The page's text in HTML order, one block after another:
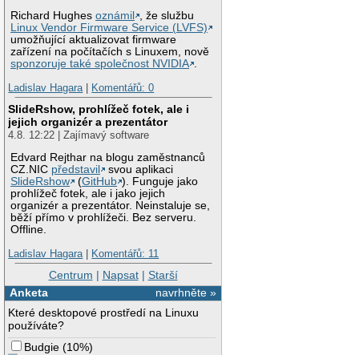
Richard Hughesoznámil
, že službu
Linux Vendor Firmware Service (LVFS)
umožňující aktualizovat firmware
zařízení na počítačích s Linuxem, nově
sponzoruje také společnost NVIDIA .
Ladislav Hagara| Komentářů: 0
SlideRshow, prohlížeč fotek, ale i
jejich organizér a prezentátor
4.8. 12:22 | Zajímavý software
Edvard Rejthar na blogu zaměstnanců
CZ.NIC představil
svou aplikaci
SlideRshow
(GitHub ). Funguje jako
prohlížeč fotek, ale i jako jejich
organizér a prezentátor. Neinstaluje se,
běží přímo v prohlížeči. Bez serveru.
Offline.
Ladislav Hagara| Komentářů: 11
Centrum | Napsat| Starší
navrhněte »
Anketa
Které desktopové prostředí na Linuxu
používáte?
Budgie (10%)